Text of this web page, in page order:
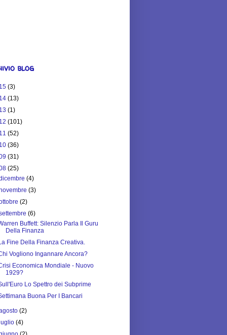
blog
(3)
(13)
(1)
(101)
(52)
(36)
(31)
(25)
(4)
(3)
(2)
(6)
Buffett: Silenzio Parla Il Guru
Della Finanza
Fine Della Finanza Creativa.
Vogliono Ingannare Ancora?
Economica Mondiale - Nuovo
1929?
Lo Spettro dei Subprime
Buona Per I Bancari
(2)
(4)